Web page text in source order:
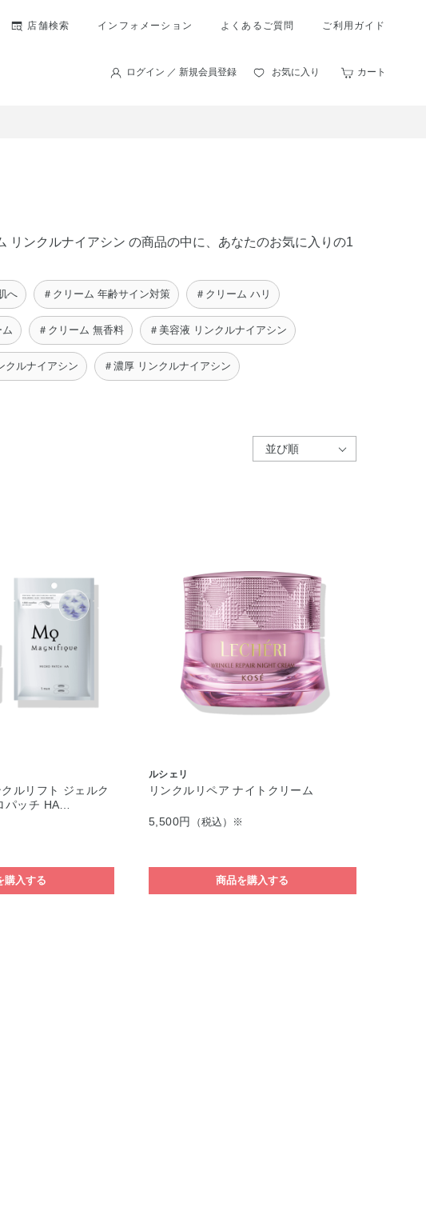
店舗検索 インフォメーション よくあるご質問 ご利用ガイド
ログイン ／ 新規会員登録 お気に入り カート
リンクルナイアシン の商品の中に、あなたのお気に入りの1
へ ＃クリーム 年齢サイン対策 ＃クリーム ハリ
ム ＃クリーム 無香料 ＃美容液 リンクルナイアシン
クルナイアシン ＃濃厚 リンクルナイアシン
ルリフト ジェルク
パッチ HA…
購入する
ルシェリ
リンクルリペア ナイトクリーム
5,500円 （税込）※
商品を購入する